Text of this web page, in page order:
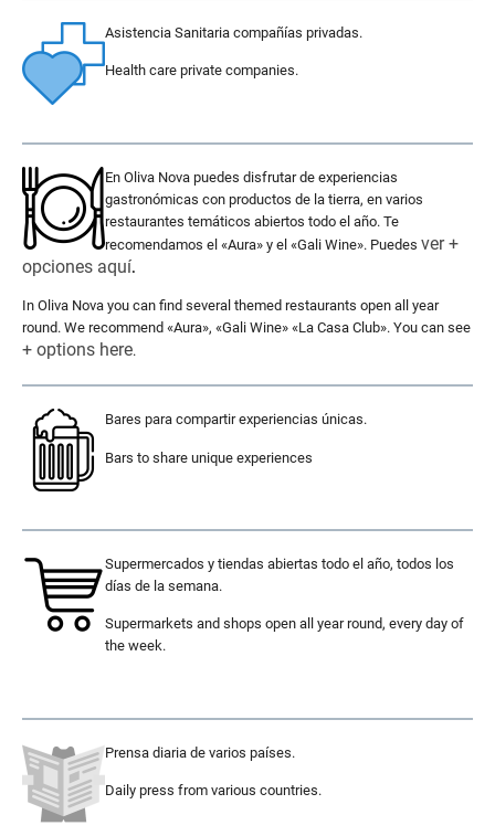
Asistencia Sanitaria compañías privadas.
Health care private companies.
En Oliva Nova puedes disfrutar de experiencias
gastronómicas con productos de la tierra, en varios
restaurantes temáticos abiertos todo el año. Te
recomendamos el «Aura» y el «Gali Wine». Puedes ver +
opciones aquí.
In Oliva Nova you can find several themed restaurants open all year
round. We recommend «Aura», «Gali Wine» «La Casa Club». You can see
+ options here.
Bares para compartir experiencias únicas.
Bars to share unique experiences
Supermercados y tiendas abiertas todo el año, todos los
días de la semana.
Supermarkets and shops open all year round, every day of
the week.
Prensa diaria de varios países.
Daily press from various countries.